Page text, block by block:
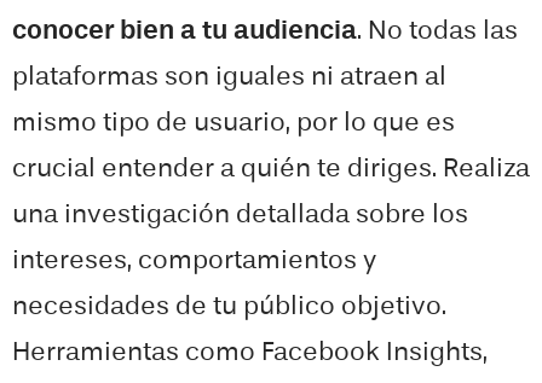
conocer bien a tu audiencia. No todas las
plataformas son iguales ni atraen al
mismo tipo de usuario, por lo que es
crucial entender a quién te diriges. Realiza
una investigación detallada sobre los
intereses, comportamientos y
necesidades de tu público objetivo.
Herramientas como Facebook Insights,